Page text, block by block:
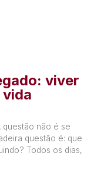
viver
vida
questão não é se
questão é: que
Todos os dias,